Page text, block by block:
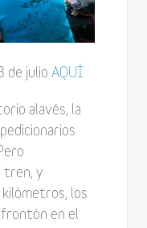
de julio AQUÍ
alavés, la
tren, y
los
frontón en el